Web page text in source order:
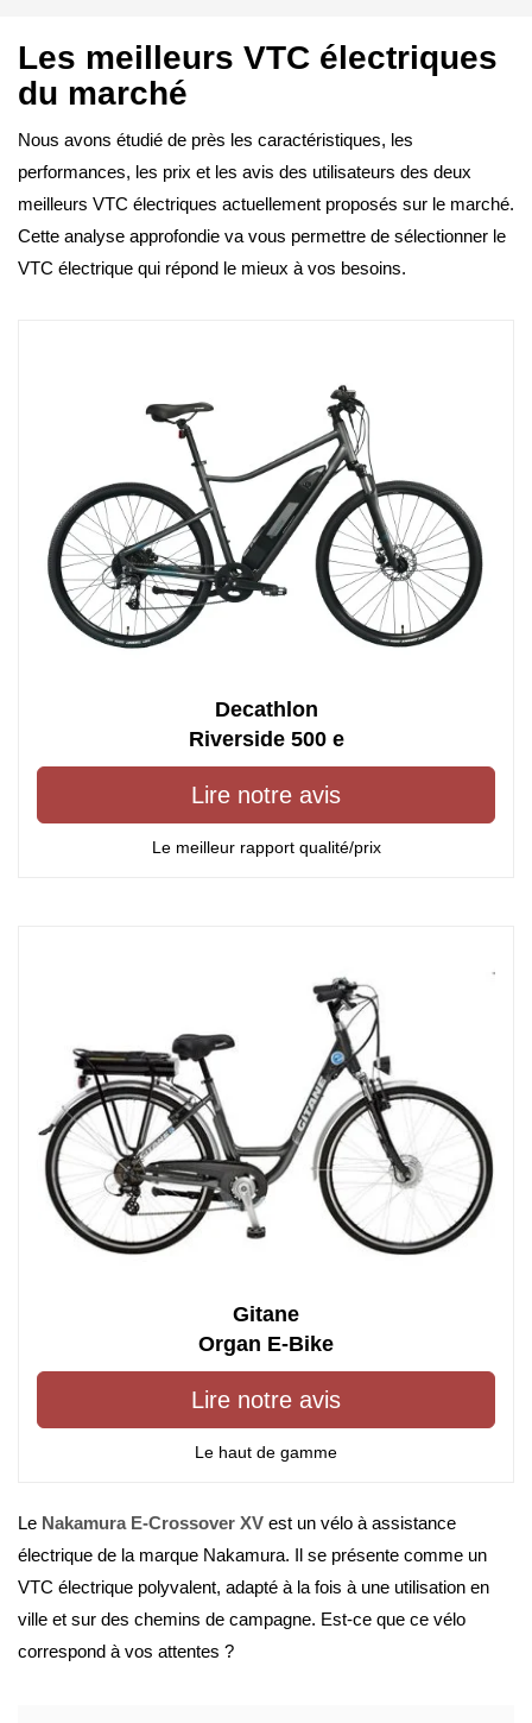
Les meilleurs VTC électriques
du marché
Nous avons étudié de près les caractéristiques, les
performances, les prix et les avis des utilisateurs des deux
meilleurs VTC électriques actuellement proposés sur le marché.
Cette analyse approfondie va vous permettre de sélectionner le
VTC électrique qui répond le mieux à vos besoins.
Decathlon
Riverside 500 e
Lire notre avis
Le meilleur rapport qualité/prix
Gitane
Organ E-Bike
Lire notre avis
Le haut de gamme
Le Nakamura E-Crossover XV est un vélo à assistance
électrique de la marque Nakamura. Il se présente comme un
VTC électrique polyvalent, adapté à la fois à une utilisation en
ville et sur des chemins de campagne. Est-ce que ce vélo
correspond à vos attentes ?